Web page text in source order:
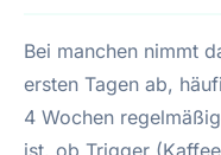
Bei manchen nimmt
ersten Tagen ab,
4 Wochen
ist, ob Trigger